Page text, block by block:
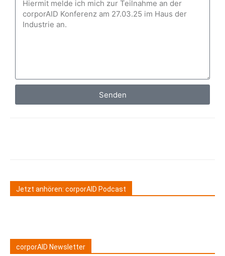
Senden
Jetzt anhören: corporAID Podcast
corporAID Newsletter